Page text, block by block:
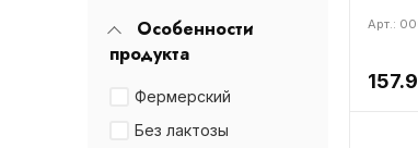
Особенности
продукта
Фермерский
Без лактозы
Арт.: